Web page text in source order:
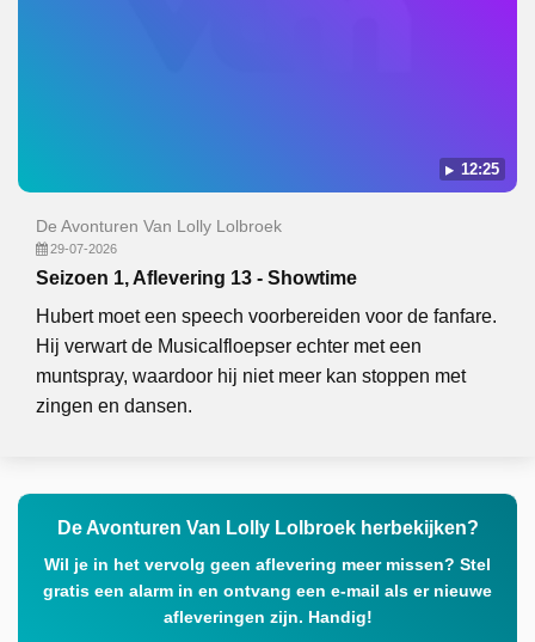
12:25
De Avonturen Van Lolly Lolbroek
29-07-2026
Seizoen 1, Aflevering 13 - Showtime
Hubert moet een speech voorbereiden voor de fanfare.
Hij verwart de Musicalfloepser echter met een
muntspray, waardoor hij niet meer kan stoppen met
zingen en dansen.
De Avonturen Van Lolly Lolbroek herbekijken?
Wil je in het vervolg geen aflevering meer missen? Stel
gratis een alarm in en ontvang een e-mail als er nieuwe
afleveringen zijn. Handig!